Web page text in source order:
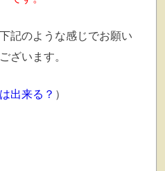
記のような感じでお願い
ざいます。
出来る？ ）